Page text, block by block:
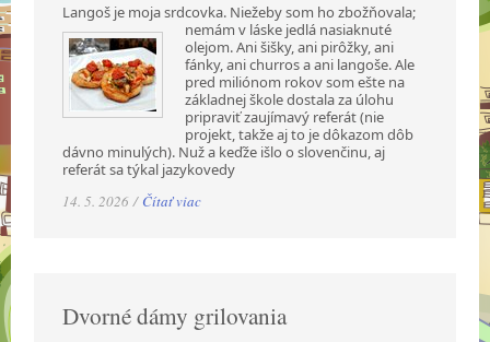
Langoš je moja srdcovka. Niežeby som ho zbožňovala;
nemám v láske jedlá nasiaknuté
olejom. Ani šišky, ani pirôžky, ani
fánky, ani churros a ani langoše. Ale
pred miliónom rokov som ešte na
základnej škole dostala za úlohu
pripraviť zaujímavý referát (nie
projekt, takže aj to je dôkazom dôb
dávno minulých). Nuž a keďže išlo o slovenčinu, aj
referát sa týkal jazykovedy
14. 5. 2026 / Čítať viac
Dvorné dámy grilovania